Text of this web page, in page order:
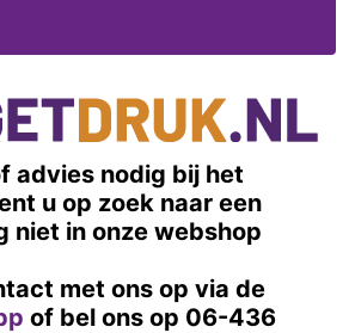
advies nodig bij het
u op zoek naar een
niet in onze webshop
met ons op via de
of bel ons op 06-436